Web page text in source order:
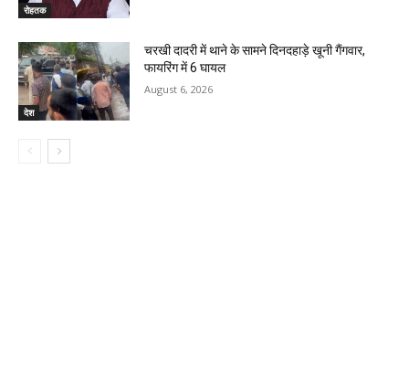
रोहतक
देश
चरखी दादरी में थाने के सामने दिनदहाड़े खूनी गैंगवार,
फायरिंग में 6 घायल
August 6, 2026